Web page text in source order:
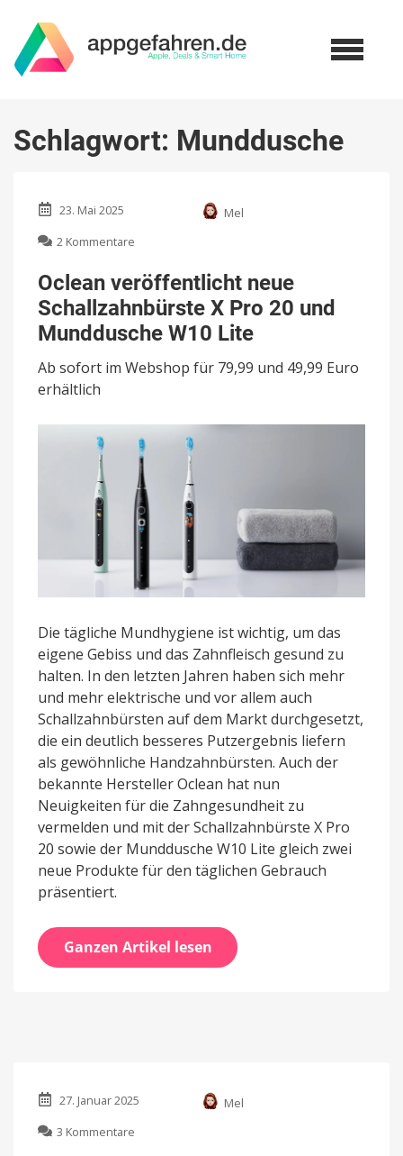
Schlagwort: Munddusche
23. Mai 2025
Mel
2 Kommentare
veröffentlicht
neue
Schallzahnbürste
X
Pro
20
und
Lite
Oclean veröffentlicht neue
Schallzahnbürste X Pro 20 und
Munddusche W10 Lite
Ab sofort im Webshop für 79,99 und 49,99 Euro
erhältlich
Die tägliche Mundhygiene ist wichtig, um das
eigene Gebiss und das Zahnfleisch gesund zu
halten. In den letzten Jahren haben sich mehr
und mehr elektrische und vor allem auch
Schallzahnbürsten auf dem Markt durchgesetzt,
die ein deutlich besseres Putzergebnis liefern
als gewöhnliche Handzahnbürsten. Auch der
bekannte Hersteller Oclean hat nun
Neuigkeiten für die Zahngesundheit zu
vermelden und mit der Schallzahnbürste X Pro
20 sowie der Munddusche W10 Lite gleich zwei
neue Produkte für den täglichen Gebrauch
präsentiert.
Ganzen Artikel lesen
27. Januar 2025
Mel
3 Kommentare